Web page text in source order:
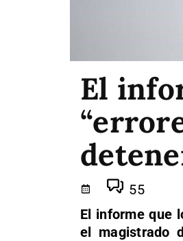
El
55
El informe que
el magistrado